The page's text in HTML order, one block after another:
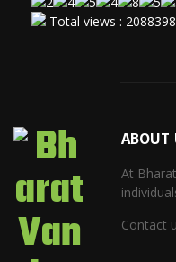
Total views : 2088398
ABOUT
At
Contact